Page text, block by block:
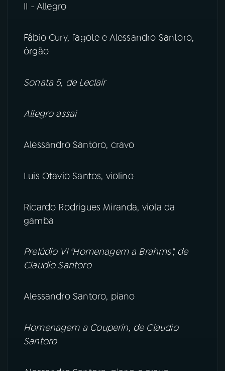
II - Allegro
Fábio Cury, fagote e Alessandro Santoro,
órgão
Sonata 5, de Leclair
Allegro assai
Alessandro Santoro, cravo
Luis Otavio Santos, violino
Ricardo Rodrigues Miranda, viola da
gamba
Prelúdio VI "Homenagem a Brahms", de
Claudio Santoro
Alessandro Santoro, piano
Homenagem a Couperin, de Claudio
Santoro